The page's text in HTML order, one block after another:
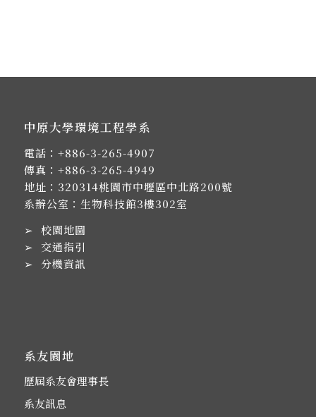
中原大學環境工程學系
電話： +886-3-265-4907
傳真：+886-3-265-4949
地址： 320314桃園市中壢區中北路200號
系辦公室：生物科技館3樓302室
➢ 校園地圖
➢ 交通指引
➢ 分機資訊
系友園地
歷屆系友會理事長
系友訊息